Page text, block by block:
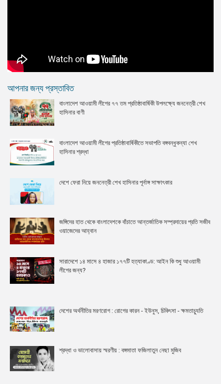
আপনার জন্য প্রস্তাবিত
বাংলাদেশ আওয়ামী লীগের ৭৭ তম প্রতিষ্ঠাবার্ষিকী উপলক্ষ্যে জননেত্রী শেখ
হাসিনার বাণী
বাংলাদেশ আওয়ামী লীগের প্রতিষ্ঠাবার্ষিকীতে সভাপতি বঙ্গবন্ধুকন্যা শেখ
হাসিনার শ্রদ্ধা
দেশে ফেরা নিয়ে জননেত্রী শেখ হাসিনার পূর্নাঙ্গ সাক্ষাৎকার
জঙ্গিদের হাত থেকে বাংলাদেশকে বাঁচাতে আন্তর্জাতিক সম্প্রদায়ের প্রতি সজীব
ওয়াজেদের আহ্বান
সারাদেশে ১৪ মাসে ৪ হাজার ১৭৭টি হত্যাকাণ্ড: আইন কি শুধু আওয়ামী
লীগের জন্য?
দেশের অর্থনীতির মরণরোগ : রোগের কারন - ইউনুস, চিকিৎসা - ক্ষমতাচ্যুতি
শ্রদ্ধা ও ভালোবাসায় স্মরণীয় : বঙ্গমাতা ফজিলাতুন নেছা মুজিব